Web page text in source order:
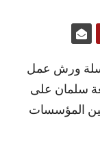
ورش عمل
سلمان على
المؤسسات